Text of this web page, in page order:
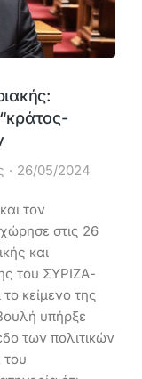
26/05/2024
τον
στις 26
και
του ΣΥΡΙΖΑ-
κείμενο της
υπήρξε
των πολιτικών